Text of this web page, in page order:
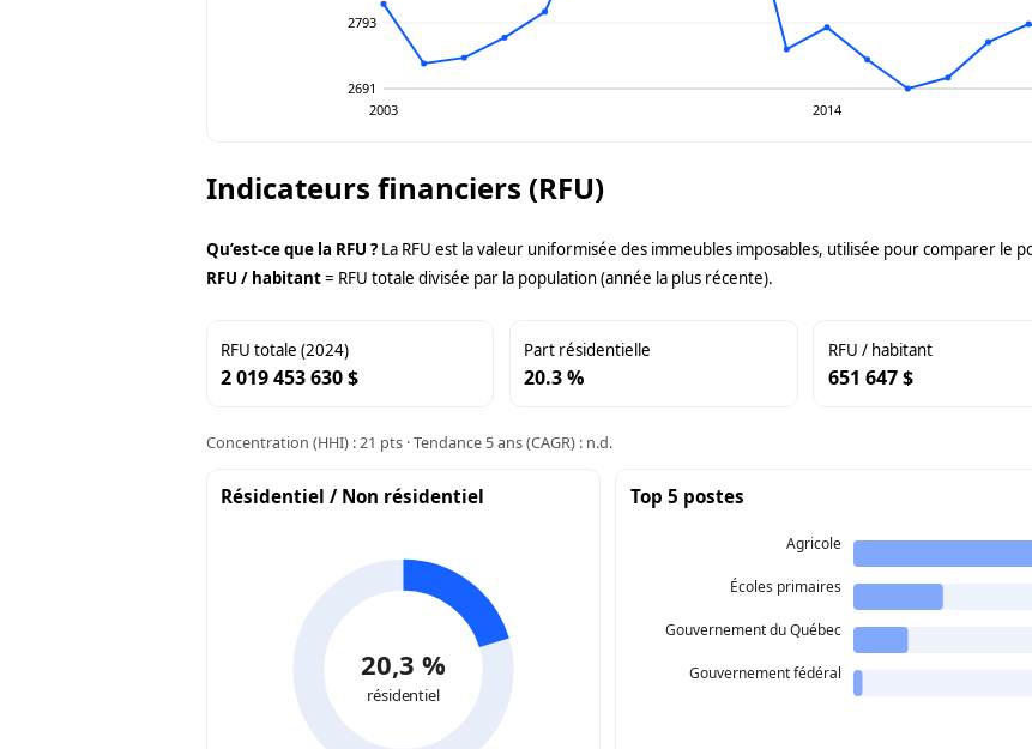
2793
2691
2003
2014
Indicateurs financiers (RFU)
Qu’est-ce que la RFU ? La RFU est la valeur uniformisée des immeubles imposables, utilisée pour comparer le
RFU / habitant= RFU totale divisée par la population (année la plus récente).
RFU totale (2024)
2 019 453 630 $
Part résidentielle
20.3 %
RFU / habitant
651 647 $
Concentration (HHI) : 21 pts · Tendance 5 ans (CAGR) : n.d.
Résidentiel / Non résidentiel
20,3 %
résidentiel
Top 5 postes
Agricole
Écoles primaires
Gouvernement du Québec
Gouvernement fédéral